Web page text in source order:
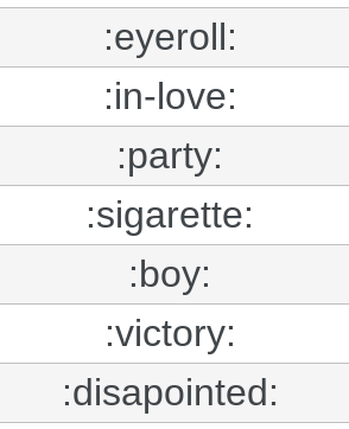
:eyeroll:
:in-love:
:party:
:sigarette:
:boy:
:victory:
:disapointed: